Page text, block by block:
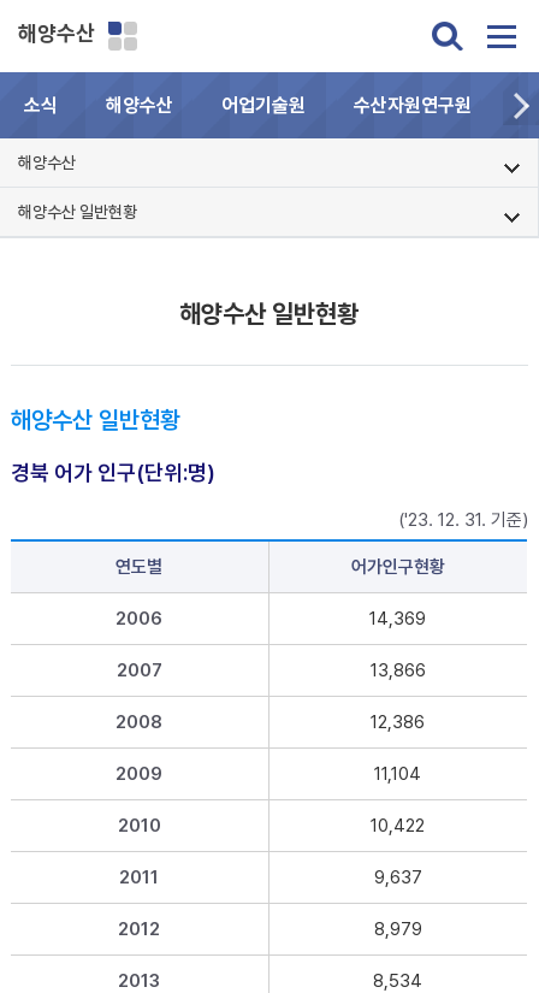
해양수산
소식 해양수산 어업기술원 수산자원연구원
해양수산
해양수산 일반현황
해양수산 일반현황
해양수산 일반현황
경북 어가 인구(단위:명)
('23. 12. 31. 기준)
연도별 어가인구현황
2006 14,369
2007 13,866
2008 12,386
2009 11,104
2010 10,422
2011 9,637
2012 8,979
2013 8,534